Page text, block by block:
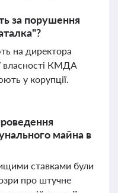
за порушення
на директора
власності КМДА
у корупції.
майна в
ставками були
про штучне